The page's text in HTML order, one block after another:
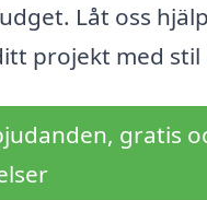
Låt oss
projekt med stil
gratis